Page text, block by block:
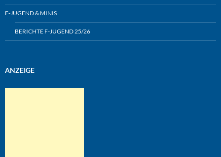
F-JUGEND & MINIS
BERICHTE F-JUGEND 25/26
ANZEIGE